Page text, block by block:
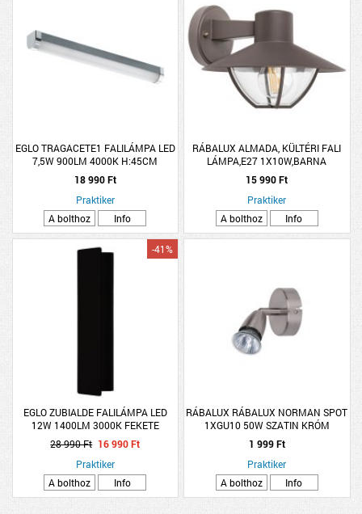
EGLO TRAGACETE1 FALILÁMPA LED
7,5W 900LM 4000K H:45CM
KRÓM/EZÜST
18 990 Ft
Praktiker
A bolthoz
Info
RÁBALUX ALMADA, KÜLTÉRI FALI
LÁMPA,E27 1X10W,BARNA
15 990 Ft
Praktiker
A bolthoz
Info
EGLO ZUBIALDE FALILÁMPA LED
12W 1400LM 3000K FEKETE
-41%
28 990 Ft 16 990 Ft
Praktiker
A bolthoz
Info
RÁBALUX RÁBALUX NORMAN SPOT
1XGU10 50W SZATIN KRÓM
FÉNYFORRÁS NÉLKÜL
1 999 Ft
Praktiker
A bolthoz
Info